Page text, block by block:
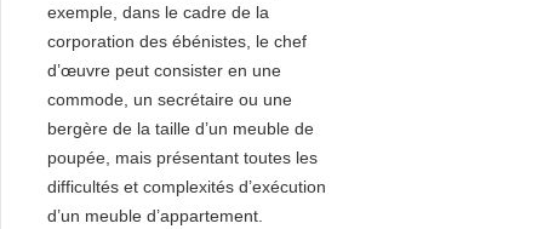
exemple, dans le cadre de la
corporation des ébénistes, le chef
d’œuvre peut consister en une
commode, un secrétaire ou une
bergère de la taille d’un meuble de
poupée, mais présentant toutes les
difficultés et complexités d’exécution
d’un meuble d’appartement.